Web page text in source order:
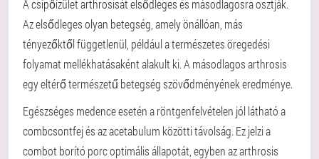
A csípőízület arthrosisát elsődleges és másodlagosra osztják.
Az elsődleges olyan betegség, amely önállóan, más
tényezőktől függetlenül, például a természetes öregedési
folyamat mellékhatásaként alakult ki. A másodlagos arthrosis
egy eltérő természetű betegség szövődményének eredménye.
Egészséges medence esetén a röntgenfelvételen jól látható a
combcsontfej és az acetabulum közötti távolság. Ez jelzi a
combot borító porc optimális állapotát, egyben az arthrosis